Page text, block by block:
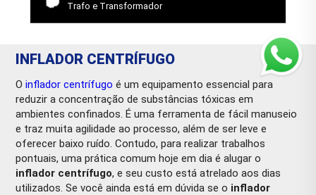
Trafo e Transformador
INFLADOR CENTRÍFUGO
Oinflador centrífugo é um equipamento essencial para
reduzir a concentração de substâncias tóxicas em
ambientes confinados. É uma ferramenta de fácil manuseio
e traz muita agilidade ao processo, além de ser leve e
oferecer baixo ruído. Contudo, para realizar trabalhos
pontuais, uma prática comum hoje em dia é alugar o
inflador centrífugo, e seu custo está atrelado aos dias
utilizados. Se você ainda está em dúvida se o inflador